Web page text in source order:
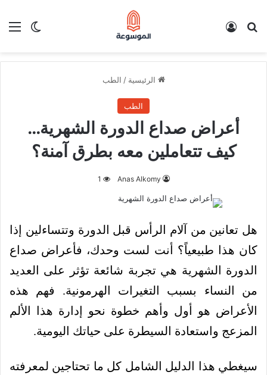
الوضع بحث عن
الرئيسية / الطب
الطب
أعراض صداع الدورة الشهرية…
كيف تتعاملين معه بطرق آمنة؟
Anas Alkomy
1
هل تعانين من آلام الرأس قبل الدورة وتتساءلين إذا
كان هذا طبيعياً؟ أنت لست وحدك، فأعراض صداع
الدورة الشهرية هي تجربة شائعة تؤثر على العديد
من النساء بسبب التغيرات الهرمونية. فهم هذه
الأعراض هو أول وأهم خطوة نحو إدارة هذا الألم
المزعج واستعادة السيطرة على حياتك اليومية.
سيغطي هذا الدليل الشامل كل ما تحتاجين لمعرفته